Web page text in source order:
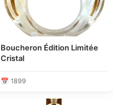
Boucheron Édition Limitée
Cristal
📅 1899